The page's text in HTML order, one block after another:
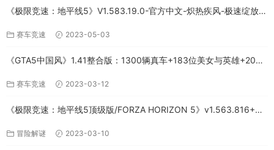
《极限竞速：地平线5》V1.583.19.0-官方中文-炽热疾风-极速绽放
赛车竞速 2023-05-03
《GTA5中国风》1.41整合版：1300辆真车+183位美女与英雄+200%
赛车竞速 2023-03-12
《极限竞速：地平线5顶级版/FORZA HORIZON 5》v1.563.816+全
冒险解谜 2023-03-10